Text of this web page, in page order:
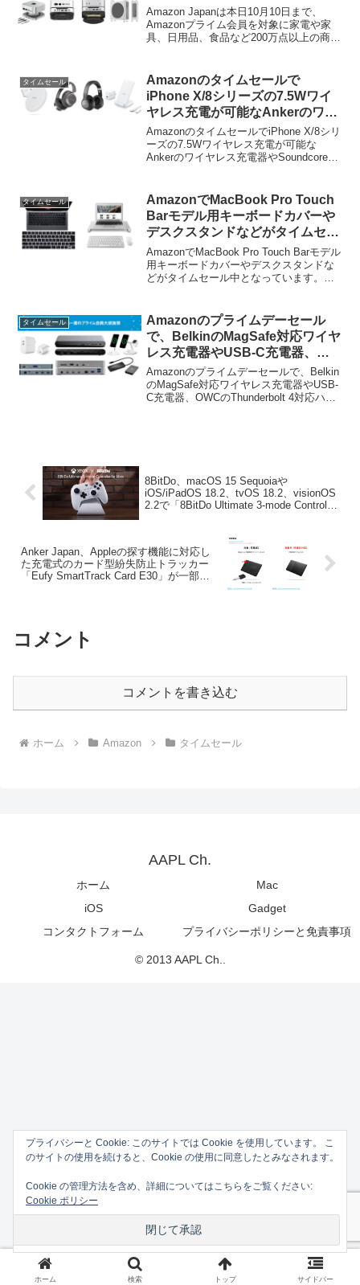
レージが特選タイムセール中。
Amazon Japanは本日10月10日まで、
Amazonプライム会員を対象に家電や家
具、日用品、食品など200万点以上の商品
イム感謝祭セールに合わせてMac mini
(2024)用アクセサリーが特選タイムセー
ルとなっています。
タイムセール
Amazonのタイムセールで
iPhone X/8シリーズの7.5Wワイ
ヤレス充電が可能なAnkerのワイ
ヤレス充電器やSoundcoreブラ
ンドのBluetoothヘッドホンが特
別価格販中。
AmazonのタイムセールでiPhone X/8シリ
ーズの7.5Wワイヤレス充電が可能な
Ankerのワイヤレス充電器やSoundcoreブ
下から。
タイムセール
AmazonでMacBook Pro Touch
Barモデル用キーボードカバーや
デスクスタンドなどがタイムセー
ル中。
AmazonでMacBook Pro Touch Barモデル
用キーボードカバーやデスクスタンドな
どがタイムセール中となっています。詳
タイムセール
Amazonのプライムデーセール
で、BelkinのMagSafe対応ワイヤ
レス充電器やUSB-C充電器、
OWCのThunderbolt 4対応ハブな
どがセール中。
Amazonのプライムデーセールで、Belkin
のMagSafe対応ワイヤレス充電器やUSB-
C充電器、OWCのThunderbolt 4対応ハブ
8BitDo、macOS 15 Sequoiaや
iOS/iPadOS 18.2、tvOS 18.2、visionOS
2.2で「8BitDo Ultimate 3-mode Controller
Anker Japan、Appleの探す機能に対応し
た充電式のカード型紛失防止トラッカー
「Eufy SmartTrack Card E30」が一部磁
コメント
コメントを書き込む
ホーム Amazon タイムセール
AAPL Ch.
ホーム
Mac
iOS
Gadget
コンタクトフォーム
プライバシーポリシーと免責事項
© 2013 AAPL Ch..
ホーム 検索 トップ サイドバー
プライバシーと Cookie: このサイトでは Cookie を使用しています。 こ
のサイトの使用を続けると、Cookie の使用に同意したとみなされます。
Cookie の管理方法を含め、詳細についてはこちらをご覧ください:
Cookie ポリシー